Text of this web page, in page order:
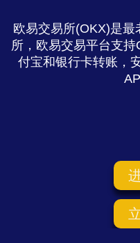
欧易交易所(OKX)是
所，欧易交易平台支
付宝和银行卡转账，